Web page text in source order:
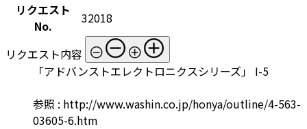
リクエスト
No.
32018
リクエスト内容
「アドバンストエレクトロニクスシリーズ」 I-5
参照 : http://www.washin.co.jp/honya/outline/4-563-
03605-6.htm